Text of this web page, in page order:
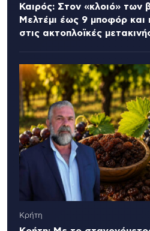
Καιρός: Στον «κλοιό» των
Μελτέμι έως 9 μποφόρ και
στις ακτοπλοϊκές
Κρήτη